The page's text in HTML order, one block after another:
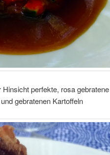
perfekte, rosa gebratene
gebratenen Kartoffeln